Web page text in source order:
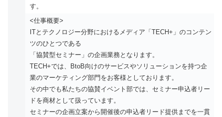
す。
<仕事概要>
ITとテクノロジー分野におけるメディア「TECH+」のコンテン
ツのひとつである
「協賛型セミナー」の企画業務となります。
TECH+では、BtoB向けのサービスやソリューションを持つ企
業のマーケティング部門をお客様としております。
その中でも私たちの協賛イベント部では、セミナー申込者リー
ドを商材として扱っています。
セミナーの企画立案から開催後の申込者リード提供までを一貫